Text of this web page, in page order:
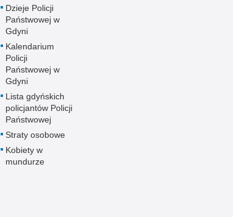
Dzieje Policji
Państwowej w
Gdyni
Kalendarium
Policji
Państwowej w
Gdyni
Lista gdyńskich
policjantów Policji
Państwowej
Straty osobowe
Kobiety w
mundurze